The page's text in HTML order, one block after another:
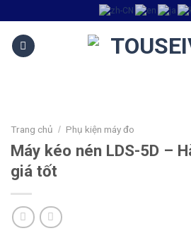
Trang chủ / Phụ kiện máy đo
Máy kéo nén LDS-5D –
giá tốt